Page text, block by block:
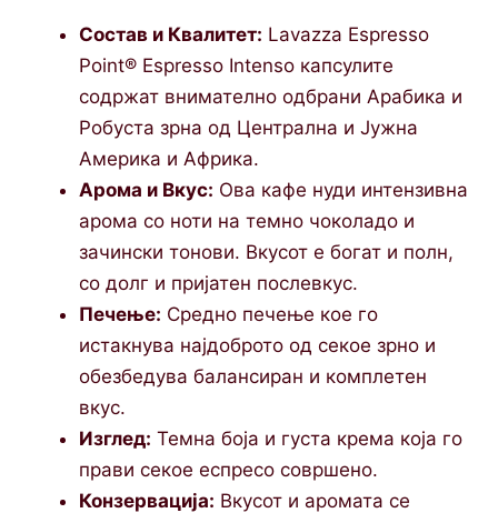
Состав и Квалитет: Lavazza Espresso
Point® Espresso Intenso капсулите
содржат внимателно одбрани Арабика и
Робуста зрна од Централна и Јужна
Америка и Африка.
Арома и Вкус: Ова кафе нуди интензивна
арома со ноти на темно чоколадо и
зачински тонови. Вкусот е богат и полн,
со долг и пријатен послевкус.
Печење: Средно печење кое го
истакнува најдоброто од секое зрно и
обезбедува балансиран и комплетен
вкус.
Изглед: Темна боја и густа крема која го
прави секое еспресо совршено.
Конзервација: Вкусот и аромата се